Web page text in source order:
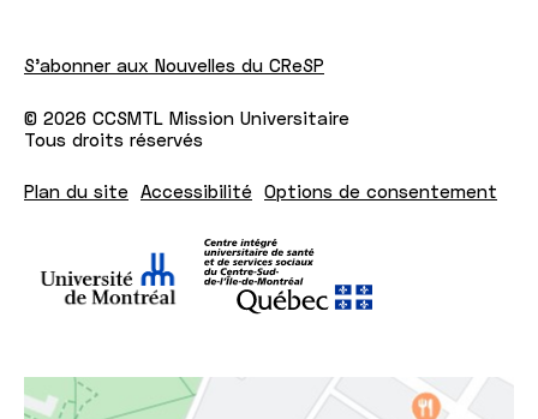
© 2026 CCSMTL Mission Universitaire
Tous droits réservés
Plan du site Accessibilité Options de consentement
S'abonner aux Nouvelles du CReSP